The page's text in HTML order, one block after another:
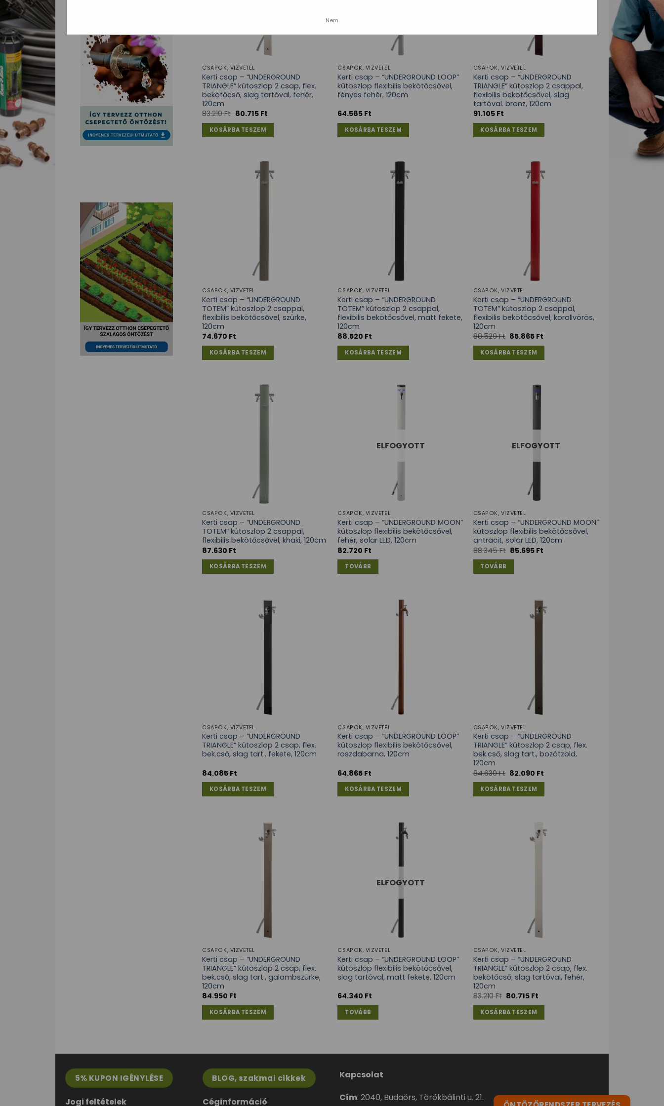
Nem
CSAPOK, VÍZVÉTEL
Kerti csap – “UNDERGROUND
TRIANGLE” kútoszlop 2 csap, flex.
bekötőcső, slag tartóval, fehér,
120cm
83.210Ft 80.715 Ft
KOSÁRBA TESZEM
CSAPOK, VÍZVÉTEL
Kerti csap – “UNDERGROUND LOOP”
kútoszlop flexibilis bekötőcsővel,
fényes fehér, 120cm
64.585 Ft
KOSÁRBA TESZEM
CSAPOK, VÍZVÉTEL
Kerti csap – “UNDERGROUND
TRIANGLE” kútoszlop 2 csappal,
flexibilis bekötőcsővel, slag
tartóval. bronz, 120cm
91.105 Ft
KOSÁRBA TESZEM
CSAPOK, VÍZVÉTEL
Kerti csap – “UNDERGROUND
TOTEM” kútoszlop 2 csappal,
flexibilis bekötőcsővel, szürke,
120cm
74.670 Ft
KOSÁRBA TESZEM
CSAPOK, VÍZVÉTEL
Kerti csap – “UNDERGROUND
TOTEM” kútoszlop 2 csappal,
flexibilis bekötőcsővel, matt fekete,
120cm
88.520 Ft
KOSÁRBA TESZEM
CSAPOK, VÍZVÉTEL
Kerti csap – “UNDERGROUND
TOTEM” kútoszlop 2 csappal,
flexibilis bekötőcsővel, korallvörös,
120cm
88.520Ft 85.865 Ft
KOSÁRBA TESZEM
CSAPOK, VÍZVÉTEL
Kerti csap – “UNDERGROUND
TOTEM” kútoszlop 2 csappal,
flexibilis bekötőcsővel, khaki, 120cm
87.630 Ft
KOSÁRBA TESZEM
ELFOGYOTT
CSAPOK, VÍZVÉTEL
Kerti csap – “UNDERGROUND MOON”
kútoszlop flexibilis bekötőcsővel,
fehér, solar LED, 120cm
82.720 Ft
TOVÁBB
ELFOGYOTT
CSAPOK, VÍZVÉTEL
Kerti csap – “UNDERGROUND MOON”
kútoszlop flexibilis bekötőcsővel,
antracit, solar LED, 120cm
88.345Ft 85.695 Ft
TOVÁBB
CSAPOK, VÍZVÉTEL
Kerti csap – “UNDERGROUND
TRIANGLE” kútoszlop 2 csap, flex.
bek.cső, slag tart., fekete, 120cm
84.085 Ft
KOSÁRBA TESZEM
CSAPOK, VÍZVÉTEL
Kerti csap – “UNDERGROUND LOOP”
kútoszlop flexibilis bekötőcsővel,
roszdabarna, 120cm
64.865 Ft
KOSÁRBA TESZEM
CSAPOK, VÍZVÉTEL
Kerti csap – “UNDERGROUND
TRIANGLE” kútoszlop 2 csap, flex.
bek.cső, slag tart., bozótzöld,
120cm
84.630Ft 82.090 Ft
KOSÁRBA TESZEM
CSAPOK, VÍZVÉTEL
Kerti csap – “UNDERGROUND
TRIANGLE” kútoszlop 2 csap, flex.
bek.cső, slag tart., galambszürke,
120cm
84.950 Ft
KOSÁRBA TESZEM
ELFOGYOTT
CSAPOK, VÍZVÉTEL
Kerti csap – “UNDERGROUND LOOP”
kútoszlop flexibilis bekötőcsővel,
slag tartóval, matt fekete, 120cm
64.340 Ft
TOVÁBB
CSAPOK, VÍZVÉTEL
Kerti csap – “UNDERGROUND
TRIANGLE” kútoszlop 2 csap, flex.
bekötőcső, slag tartóval, fehér,
120cm
83.210Ft 80.715 Ft
KOSÁRBA TESZEM
5% KUPON IGÉNYLÉSE
Jogi feltételek
BLOG, szakmai cikkek
Céginformáció
Kapcsolat
Cím: 2040, Budaörs, Törökbálinti u. 21.